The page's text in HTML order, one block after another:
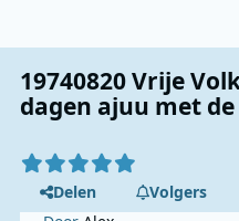
19740820 Vrije
dagen ajuu met
Delen
Volgers